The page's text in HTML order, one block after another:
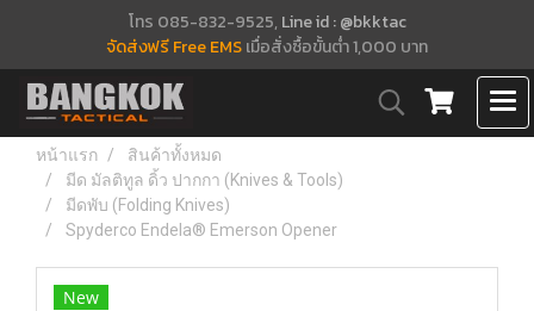
โทร 085-832-9525, Line id : @bkktac
จัดส่งฟรี Free EMSเมื่อสั่งซื้อขั้นต่ำ 1,000 บาท
หน้าแรก
สินค้าทั้งหมด
มีด มัลติทูล ดิ้ว ปากกา (Knives & Tools)
มีดพับ (Folding Knives)
Spyderco Endela® Emerson Opener
New